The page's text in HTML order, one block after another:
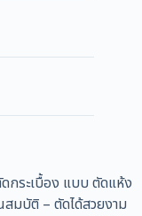
กระเบื้อง แบบ ตัดแห้ง
มบัติ – ตัดได้สวยงาม